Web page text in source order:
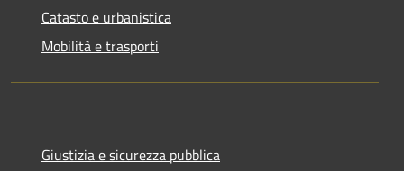
Catasto e urbanistica
Mobilità e trasporti
Giustizia e sicurezza pubblica